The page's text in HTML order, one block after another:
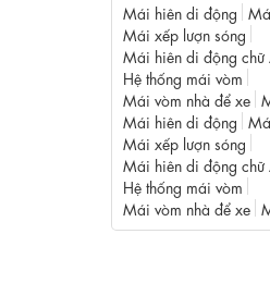
Mái hiên di động
Mái xếp lượn sóng
Mái hiên di động chữ
Hệ thống mái vòm
Mái vòm nhà để xe
Mái hiên di động
Mái xếp lượn sóng
Mái hiên di động chữ
Hệ thống mái vòm
Mái vòm nhà để xe